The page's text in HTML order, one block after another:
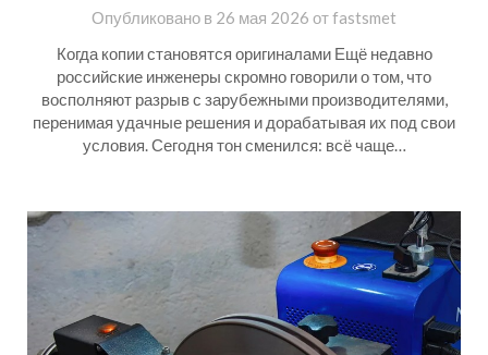
Опубликовано в 26 мая 2026 отfastsmet
Когда копии становятся оригиналами Ещё недавно
российские инженеры скромно говорили о том, что
восполняют разрыв с зарубежными производителями,
перенимая удачные решения и дорабатывая их под свои
условия. Сегодня тон сменился: всё чаще…